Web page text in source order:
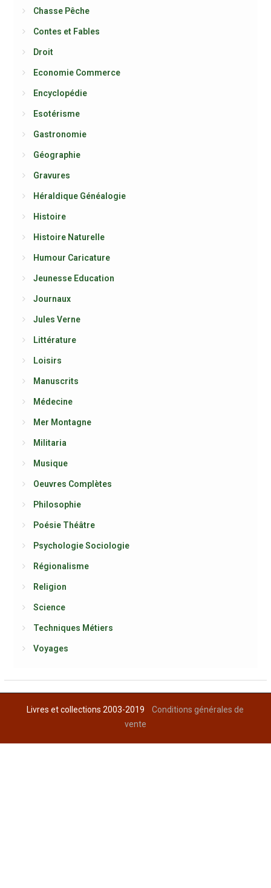
Chasse Pêche
Contes et Fables
Droit
Economie Commerce
Encyclopédie
Esotérisme
Gastronomie
Géographie
Gravures
Héraldique Généalogie
Histoire
Histoire Naturelle
Humour Caricature
Jeunesse Education
Journaux
Jules Verne
Littérature
Loisirs
Manuscrits
Médecine
Mer Montagne
Militaria
Musique
Oeuvres Complètes
Philosophie
Poésie Théâtre
Psychologie Sociologie
Régionalisme
Religion
Science
Techniques Métiers
Voyages
Livres et collections 2003-2019Conditions générales de
vente